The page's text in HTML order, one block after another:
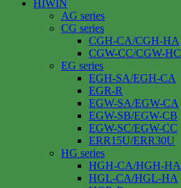
HIWIN
AG series
CG series
CGH-CA/CGH-HA
CGW-CC/CGW-HC
EG series
EGH-SA/EGH-CA
EGR-R
EGW-SA/EGW-CA
EGW-SB/EGW-CB
EGW-SC/EGW-CC
ERR15U/ERR30U
HG series
HGH-CA/HGH-HA
HGL-CA/HGL-HA